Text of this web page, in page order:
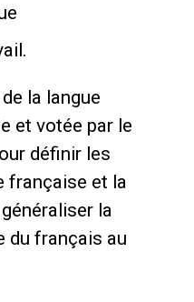
la langue
et votée par le
définir les
française et la
la
du français au